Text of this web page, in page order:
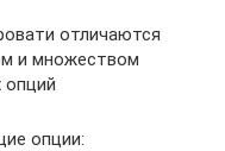
отличаются
и множеством
опций
опции: